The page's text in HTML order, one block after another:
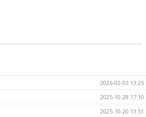
2026-02-02 13:25
2025-10-28 17:10
2025-10-20 13:51